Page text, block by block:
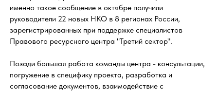
именно такое сообщение в октябре получили
руководители 22 новых НКО в 8 регионах России,
зарегистрированных при поддержке специалистов
Правового ресурсного центра "Третий сектор".
Позади большая работа команды центра - консультации,
погружение в специфику проекта, разработка и
согласование документов, взаимодействие с